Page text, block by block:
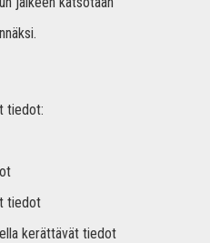
tiedot:
tiedot
kerättävät tiedot